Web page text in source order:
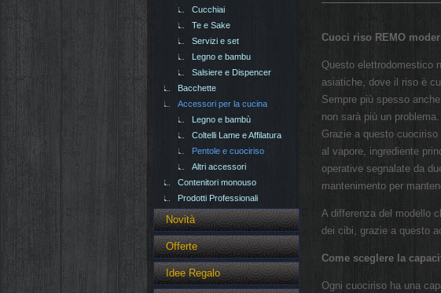
Cucchiai
Te e Sake
Servizi e set
Legno e bambu
Salsiere e Dispencer
Bacchette
Accessori per la cucina
Legno e bambù
Coltelli Lame e Affilatura
Pentole e cuociriso
Altri accessori
Contenitori monouso
Prodotti Professionali
Novità
Offerte
Idee Regalo
Cuoci riso REMO
Questo elettrodomestico
asiatiche, dove il riso è
Sempre più spesso
non sarà più un problema.
Grazie a questo
al vapore, ingrediente
operative segnalate da
mantenimento per
A differenza del modello
dei cibi, grazie a questo
Come sceglere la
Ogni cuociriso ha una